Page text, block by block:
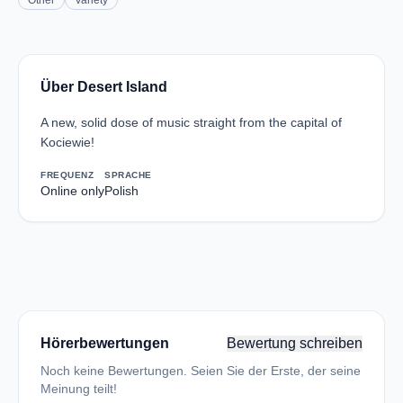
Über Desert Island
A new, solid dose of music straight from the capital of
Kociewie!
FREQUENZ
Online only
SPRACHE
Polish
Hörerbewertungen Bewertung schreiben
Noch keine Bewertungen. Seien Sie der Erste, der seine
Meinung teilt!